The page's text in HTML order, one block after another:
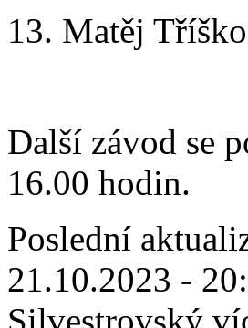
13. Matěj
Další závod se
16.00 hodin.
Poslední
21.10.2023 -
Silvestrovský